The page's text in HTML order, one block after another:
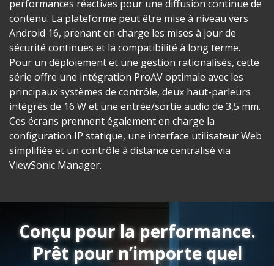
performances réactives pour une diffusion continue de
contenu. La plateforme peut être mise à niveau vers
Android 16, prenant en charge les mises à jour de
sécurité continues et la compatibilité à long terme.
Pour un déploiement et une gestion rationalisés, cette
série offre une intégration ProAV optimale avec les
principaux systèmes de contrôle, deux haut-parleurs
intégrés de 16 W et une entrée/sortie audio de 3,5 mm.
Ces écrans prennent également en charge la
configuration IP statique, une interface utilisateur Web
simplifiée et un contrôle à distance centralisé via
ViewSonic Manager.
Conçu pour la performance.
Prêt pour n’importe quel